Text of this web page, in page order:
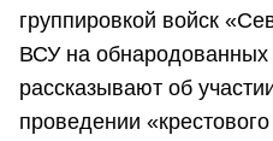
группировкой войск
ВСУ на обнародованных
рассказывают об
проведении